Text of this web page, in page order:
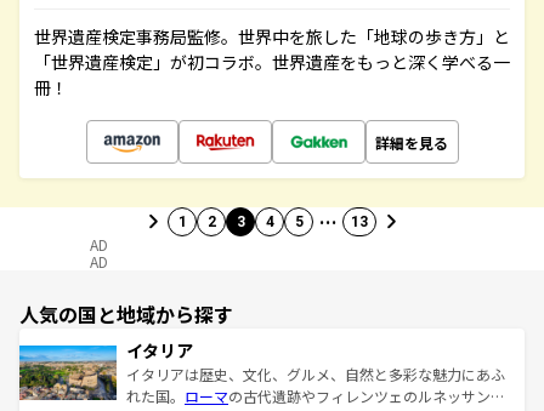
世界遺産検定事務局監修。世界中を旅した「地球の歩き方」と
「世界遺産検定」が初コラボ。世界遺産をもっと深く学べる一
冊！
詳細を見る
1 2 3 4 5 … 13
AD
AD
人気の国と地域から探す
イタリア
イタリアは歴史、文化、グルメ、自然と多彩な魅力にあふ
れた国。 ローマの古代遺跡やフィレンツェのルネッサンス